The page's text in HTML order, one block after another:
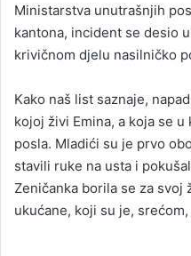
Ministarstva unutrašnjih
kantona, incident se desio
krivičnom djelu nasilničko
Kako naš list saznaje,
kojoj živi Emina, a koja se
posla. Mladići su je prvo
stavili ruke na usta i
Zeničanka borila se za svoj
ukućane, koji su je,